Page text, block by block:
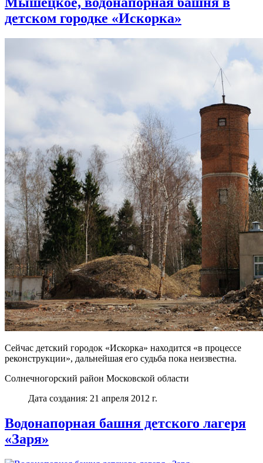
детском городке «Искорка»
Сейчас детский городок «Искорка» находится «в процессе
реконструкции», дальнейшая его судьба пока неизвестна.
Солнечногорский район Московской области
Дата создания: 21 апреля 2012 г.
Водонапорная башня детского лагеря
«Заря»